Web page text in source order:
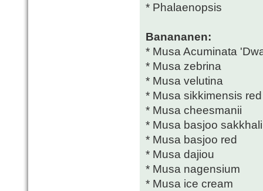
* Phalaenopsis
Banananen:
* Musa Acuminata
* Musa zebrina
* Musa velutina
* Musa sikkimensis
* Musa cheesmanii
* Musa basjoo
* Musa basjoo red
* Musa dajiou
* Musa nagensium
* Musa ice cream